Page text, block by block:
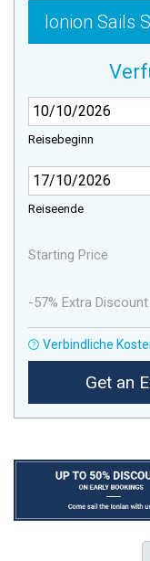
Ionion Sails
Reisebeginn
Reiseende
Starting Price
-57% Extra Discount
Verbindliche
Get an